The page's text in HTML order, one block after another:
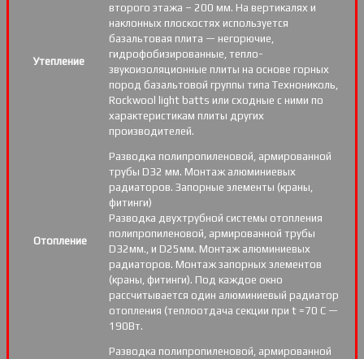
Утепление
второго этажа – 200 мм. На вертикалях и
наклонных плоскостях используется
базальтовая плита — негорючие,
гидрофобизированные, тепло-
звукоизоляционные плиты на основе горных
пород базальтовой группы типа Технониколь,
Rockwool light batts или сходные с ними по
характеристикам плиты других
производителей.
Отопление
Разводка полипропиленовой, армированной
трубы D32 мм. Монтаж алюминиевых
радиаторов. Запорные элементы (краны,
фитинги)
Разводка двухтрубной системы отопления
полипропиленовой, армированной трубы
D32мм., и D25мм. Монтаж алюминиевых
радиаторов. Монтаж запорных элементов
(краны, фитинги). Под каждое окно
рассчитывается один алюминиевый радиатор
отопления (теплоотдача секции при t =70 С —
190Вт.
Разводка полипропиленовой, армированной